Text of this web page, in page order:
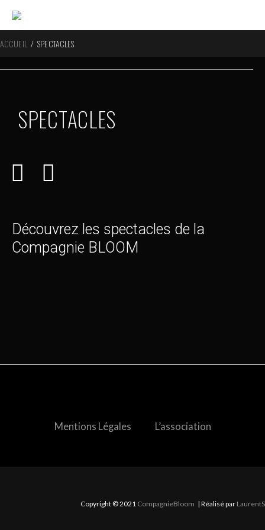
ACCUEIL /SPECTACLES
SPECTACLES
Découvrez les spectacles de la
Compagnie BLOOM
Anta dit NON
!
chouette !
C'est
Mentions Légales L’association
Copyright © 2021 CompagnieBloom | Réalisé par LaurentS